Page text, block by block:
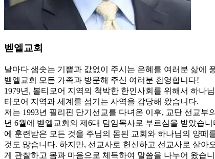
벧엘교회
날마다 샘솟는 기쁨과 값없이 주시는 은혜를 여러분 삶에
벧엘교회 모든 가족과 방문해 주신 여러분 환영합니다!
1979년, 볼티모어 지역의 척박한 한인사회를 위해서 하나
티모어 지역과 세계를 섬기는 사역을 감당해 왔습니다.
저는 1993년 필리핀 단기선교를 다녀온 이후, 교단 선교
년 6월에 벧엘교회의 제6대 담임목사로 부르심을 받았습
에 훈련받은 모든 것을 주님의 몸된 교회와 하나님의 양떼
것도 많습니다. 하지만, 선교사로 헌신하고 선교사로 살
게 관찰하고 몸과 마음으로 체득하여 말씀을 나누어 왔습